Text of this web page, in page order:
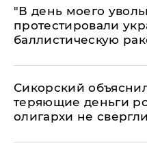
​"В день моего
протестировали
баллистическую
Сикорский
теряющие деньги
олигархи не